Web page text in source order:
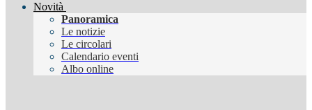
Novità
Panoramica
Le notizie
Le circolari
Calendario eventi
Albo online